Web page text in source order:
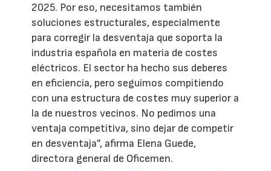
2025. Por eso, necesitamos también
soluciones estructurales, especialmente
para corregir la desventaja que soporta la
industria española en materia de costes
eléctricos. El sector ha hecho sus deberes
en eficiencia, pero seguimos compitiendo
con una estructura de costes muy superior a
la de nuestros vecinos. No pedimos una
ventaja competitiva, sino dejar de competir
en desventaja”, afirma Elena Guede,
directora general de Oficemen.